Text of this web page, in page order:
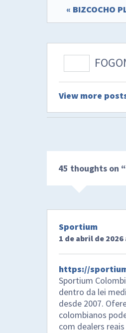
« BIZCOCHO
View more
45 thoughts on “
Sportium
1 de abril de 2026
https://
Sportium
dentro da lei
desde 2007.
colombianos
com dealers